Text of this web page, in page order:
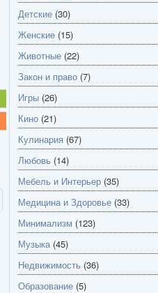
Детские (30)
Женские (15)
Животные (22)
Закон и право (7)
Игры (26)
Кино (21)
Кулинария (67)
Любовь (14)
Мебель и Интерьер (35)
Медицина и Здоровье (33)
Минимализм (123)
Музыка(45)
Недвижимость (36)
Образование (5)